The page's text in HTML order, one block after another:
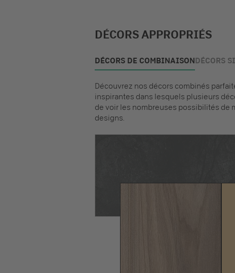
DÉCORS APPROPRIÉS
DÉCORS DE COMBINAISONDÉCORS
Découvrez nos décors combinés
inspirantes dans lesquels plusieurs
de voir les nombreuses possibilités de
designs.